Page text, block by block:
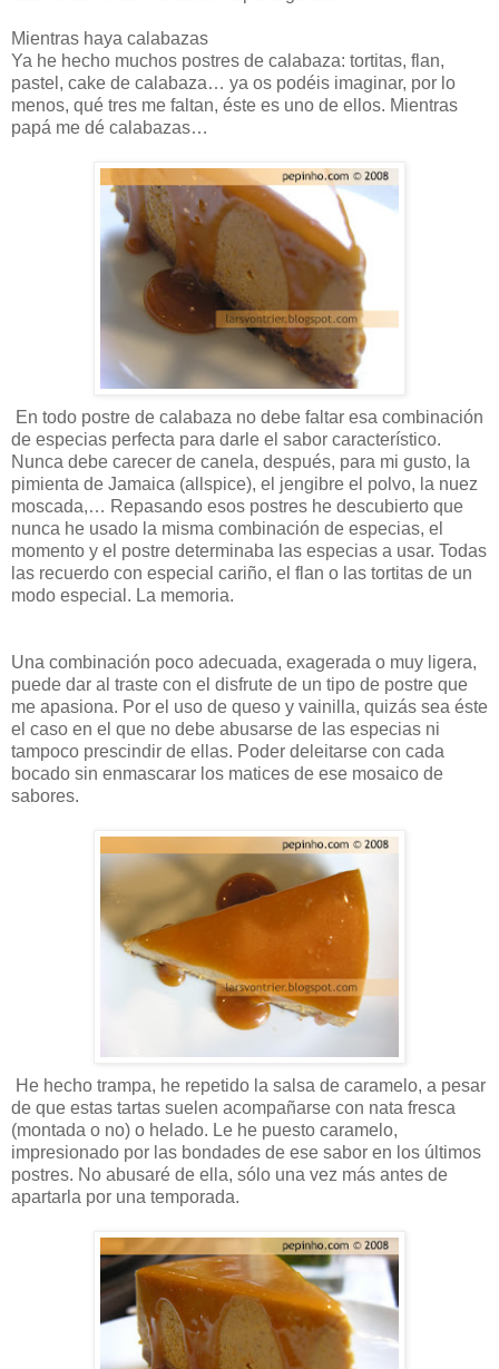
Mientras haya calabazas
Ya he hecho muchos postres de calabaza: tortitas, flan,
pastel, cake de calabaza… ya os podéis imaginar, por lo
menos, qué tres me faltan, éste es uno de ellos. Mientras
papá me dé calabazas…
En todo postre de calabaza no debe faltar esa combinación
de especias perfecta para darle el sabor característico.
Nunca debe carecer de canela, después, para mi gusto, la
pimienta de Jamaica (allspice), el jengibre el polvo, la nuez
moscada,… Repasando esos postres he descubierto que
nunca he usado la misma combinación de especias, el
momento y el postre determinaba las especias a usar. Todas
las recuerdo con especial cariño, el flan o las tortitas de un
modo especial. La memoria.
Una combinación poco adecuada, exagerada o muy ligera,
puede dar al traste con el disfrute de un tipo de postre que
me apasiona. Por el uso de queso y vainilla, quizás sea éste
el caso en el que no debe abusarse de las especias ni
tampoco prescindir de ellas. Poder deleitarse con cada
bocado sin enmascarar los matices de ese mosaico de
sabores.
He hecho trampa, he repetido la salsa de caramelo, a pesar
de que estas tartas suelen acompañarse con nata fresca
(montada o no) o helado. Le he puesto caramelo,
impresionado por las bondades de ese sabor en los últimos
postres. No abusaré de ella, sólo una vez más antes de
apartarla por una temporada.